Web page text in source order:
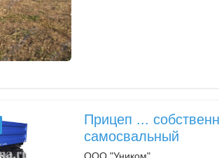
Прицеп ...
самосвальный
ООО "Уником"